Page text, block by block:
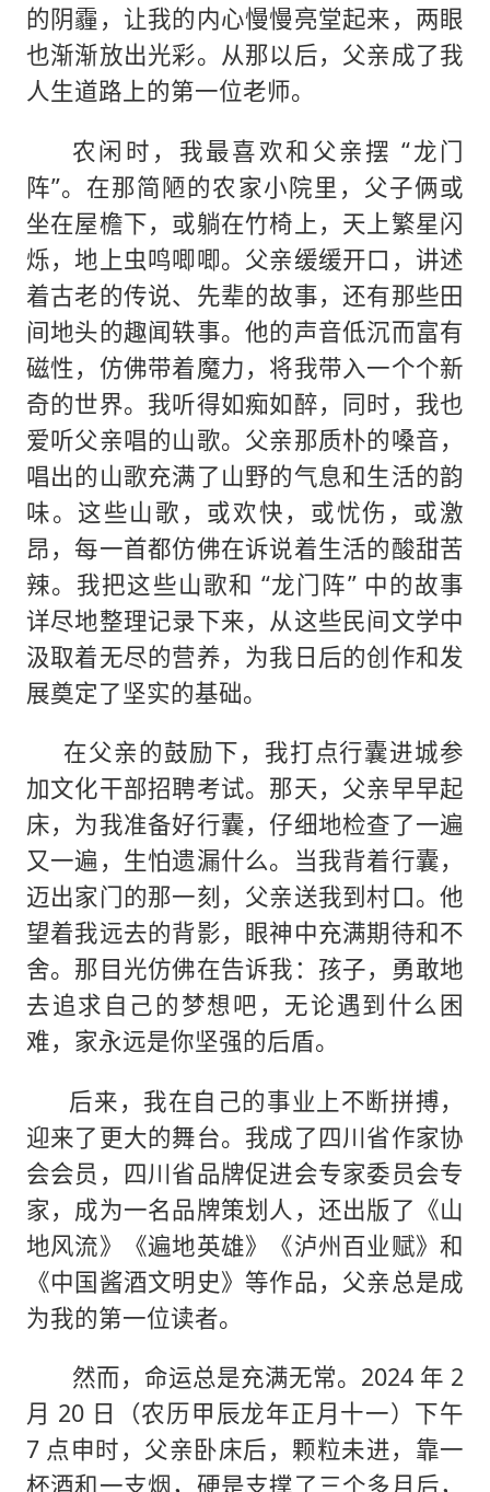
的阴霾，让我的内心慢慢亮堂起来，两眼
也渐渐放出光彩。从那以后，父亲成了我
人生道路上的第一位老师。
农闲时，我最喜欢和父亲摆 “龙门
阵”。在那简陋的农家小院里，父子俩或
坐在屋檐下，或躺在竹椅上，天上繁星闪
烁，地上虫鸣唧唧。父亲缓缓开口，讲述
着古老的传说、先辈的故事，还有那些田
间地头的趣闻轶事。他的声音低沉而富有
磁性，仿佛带着魔力，将我带入一个个新
奇的世界。我听得如痴如醉，同时，我也
爱听父亲唱的山歌。父亲那质朴的嗓音，
唱出的山歌充满了山野的气息和生活的韵
味。这些山歌，或欢快，或忧伤，或激
昂，每一首都仿佛在诉说着生活的酸甜苦
辣。我把这些山歌和 “龙门阵” 中的故事
详尽地整理记录下来，从这些民间文学中
汲取着无尽的营养，为我日后的创作和发
展奠定了坚实的基础。
在父亲的鼓励下，我打点行囊进城参
加文化干部招聘考试。那天，父亲早早起
床，为我准备好行囊，仔细地检查了一遍
又一遍，生怕遗漏什么。当我背着行囊，
迈出家门的那一刻，父亲送我到村口。他
望着我远去的背影，眼神中充满期待和不
舍。那目光仿佛在告诉我：孩子，勇敢地
去追求自己的梦想吧，无论遇到什么困
难，家永远是你坚强的后盾。
后来，我在自己的事业上不断拼搏，
迎来了更大的舞台。我成了四川省作家协
会会员，四川省品牌促进会专家委员会专
家，成为一名品牌策划人，还出版了《山
地风流》《遍地英雄》《泸州百业赋》和
《中国酱酒文明史》等作品，父亲总是成
为我的第一位读者。
然而，命运总是充满无常。2024 年 2
月 20 日（农历甲辰龙年正月十一）下午
7 点申时，父亲卧床后，颗粒未进，靠一
杯酒和一支烟，硬是支撑了三个多月后，